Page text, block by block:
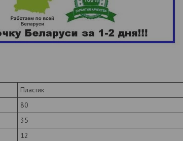
Пластик
80
35
12